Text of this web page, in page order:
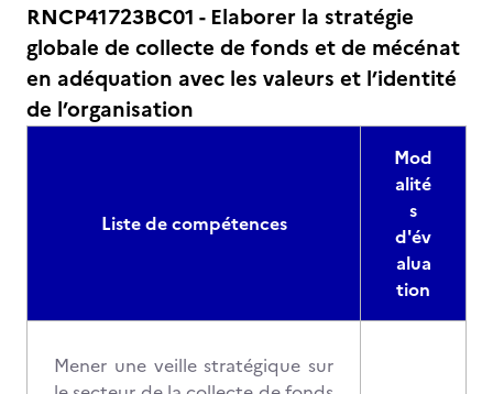
RNCP41723BC01 - Elaborer la stratégie
globale de collecte de fonds et de mécénat
en adéquation avec les valeurs et l’identité
de l’organisation
Liste de compétences
Mod
alité
s
d'év
alua
tion
Mener une veille stratégique sur